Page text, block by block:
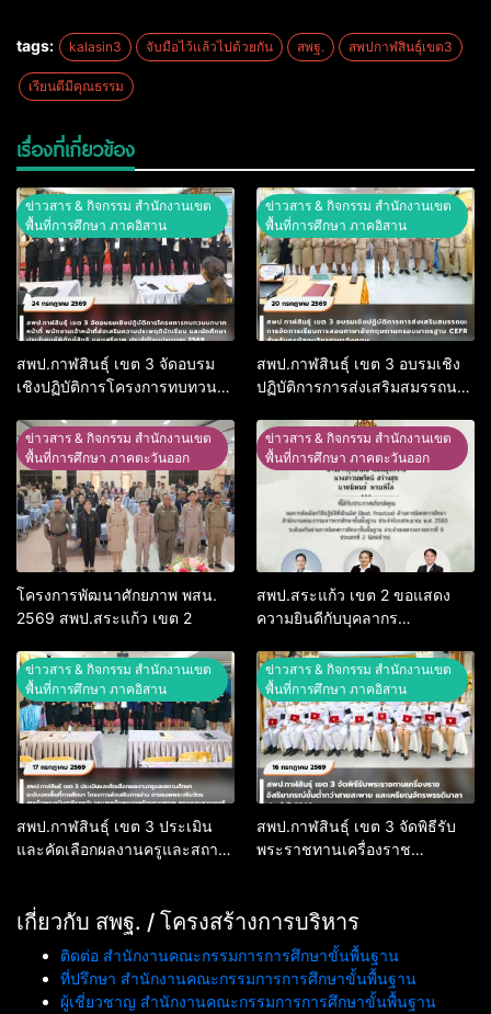
tags: kalasin3 จับมือไว้แล้วไปด้วยกัน สพฐ. สพปกาฬสินธุ์เขต3
เรียนดีมีคุณธรรม
เรื่องที่เกี่ยวข้อง
ข่าวสาร & กิจกรรม สำนักงานเขต
พื้นที่การศึกษา ภาคอิสาน
สพป.กาฬสินธุ์ เขต 3 จัดอบรม
เชิงปฏิบัติการโครงการทบทวน
ส่งเสริมความประพฤตินักเรียน
และนักศึกษา ประจำศูนย์พิทักษ์
สิทธิ และเสรีภาพ ประจำ
ปีงบประมาณ 2569
ข่าวสาร & กิจกรรม สำนักงานเขต
พื้นที่การศึกษา ภาคอิสาน
สพป.กาฬสินธุ์ เขต 3 อบรมเชิง
ปฏิบัติการการส่งเสริมสมรรถนะ
อังกฤษตามกรอบมาตรฐาน CEFR
สำหรับครูผู้สอนวิชาภาษาอังกฤษ
ข่าวสาร & กิจกรรม สำนักงานเขต
พื้นที่การศึกษา ภาคตะวันออก
โครงการพัฒนาศักยภาพ พสน.
2569 สพป.สระแก้ว เขต 2
ข่าวสาร & กิจกรรม สำนักงานเขต
พื้นที่การศึกษา ภาคตะวันออก
สพป.สระแก้ว เขต 2 ขอแสดง
ความยินดีกับบุคลากร
ข่าวสาร & กิจกรรม สำนักงานเขต
พื้นที่การศึกษา ภาคอิสาน
สพป.กาฬสินธุ์ เขต 3 ประเมิน
และคัดเลือกผลงานครูและสถาน
รอยพระจริยวัตร สมเด็จพระ
กนิษฐาธิราชเจ้า กรมสมเด็จพระ
เทพรัตนราชสุดาฯ สยามบรม
ราชกุมารี
ข่าวสาร & กิจกรรม สำนักงานเขต
พื้นที่การศึกษา ภาคอิสาน
สพป.กาฬสินธุ์ เขต 3 จัดพิธีรับ
พระราชทานเครื่องราช
ประจำปี 2568
เกี่ยวกับ สพฐ. / โครงสร้างการบริหาร
ติดต่อ สำนักงานคณะกรรมการการศึกษาขั้นพื้นฐาน
ที่ปรึกษา สำนักงานคณะกรรมการการศึกษาขั้นพื้นฐาน
ผู้เชี่ยวชาญ สำนักงานคณะกรรมการการศึกษาขั้นพื้นฐาน